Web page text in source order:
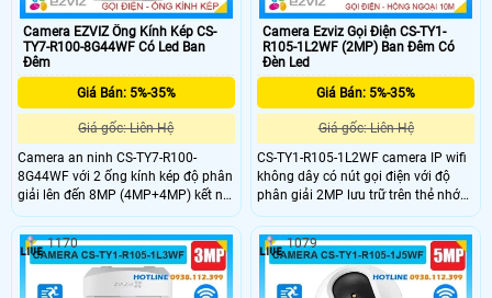
Camera EZVIZ Ống Kính Kép CS-
TY7-R100-8G44WF Có Led Ban
Đêm
Giá Bán: 5%-35%
Giá gốc: Liên Hệ
Camera an ninh CS-TY7-R100-
8G44WF với 2 ống kính kép độ phân
giải lên đến 8MP (4MP+4MP) kết nối
wifi không dây có khe thẻ nhớ
512GB, chip xử lý CMOS. hồng ngoại
10m phát hiện chuyển động thông
minh hình ảnh sắc nét. Camera hỗ
trợ nút gọi điện thoại chỉ cần 1
Camera Ezviz Gọi Điện CS-TY1-
R105-1L2WF (2MP) Ban Đêm Có
Đèn Led
Giá Bán: 5%-35%
Giá gốc: Liên Hệ
CS-TY1-R105-1L2WF camera IP wifi
không dây có nút gọi điện với độ
phân giải 2MP lưu trữ trên thẻ nhớ
512GB chip xử lý CMOS cho hình
ảnh rõ nét hồng ngoại tầm nhìn xa
10m hỗ trợ chức năng tự động theo
dõi người xâm nhập Phát hiện hình
dạng con người thông minh tích
1170 1079